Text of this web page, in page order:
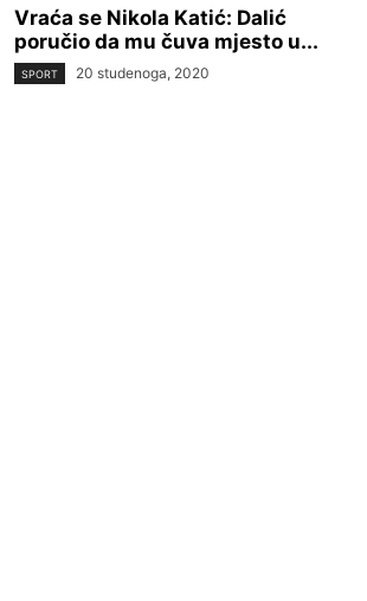
Vraća se Nikola Katić: Dalić
poručio da mu čuva mjesto u...
SPORT 20 studenoga, 2020